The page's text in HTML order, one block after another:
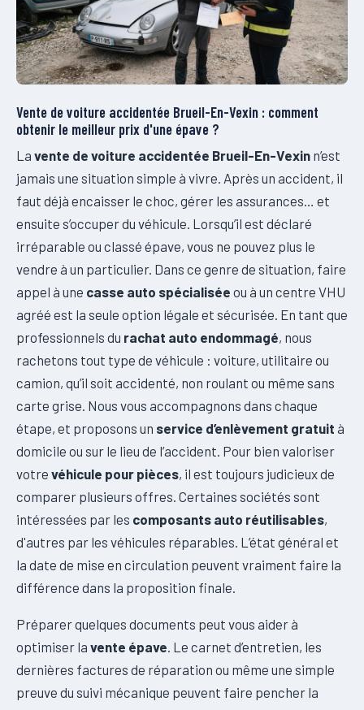
Vente de voiture accidentée Brueil-En-Vexin : comment
obtenir le meilleur prix d'une épave ?
La vente de voiture accidentée Brueil-En-Vexin n’est
jamais une situation simple à vivre. Après un accident, il
faut déjà encaisser le choc, gérer les assurances… et
ensuite s’occuper du véhicule. Lorsqu’il est déclaré
irréparable ou classé épave, vous ne pouvez plus le
vendre à un particulier. Dans ce genre de situation, faire
appel à une casse auto spécialisée ou à un centre VHU
agréé est la seule option légale et sécurisée. En tant que
professionnels du rachat auto endommagé, nous
rachetons tout type de véhicule : voiture, utilitaire ou
camion, qu’il soit accidenté, non roulant ou même sans
carte grise. Nous vous accompagnons dans chaque
étape, et proposons un service d’enlèvement gratuit à
domicile ou sur le lieu de l’accident. Pour bien valoriser
votre véhicule pour pièces, il est toujours judicieux de
comparer plusieurs offres. Certaines sociétés sont
intéressées par les composants auto réutilisables,
d'autres par les véhicules réparables. L’état général et
la date de mise en circulation peuvent vraiment faire la
différence dans la proposition finale.
Préparer quelques documents peut vous aider à
optimiser la vente épave . Le carnet d’entretien, les
dernières factures de réparation ou même une simple
preuve du suivi mécanique peuvent faire pencher la